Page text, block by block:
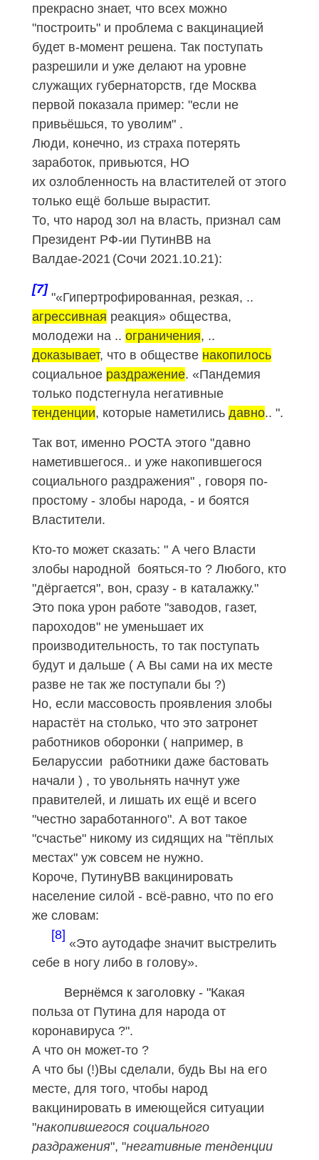
прекрасно знает, что всех можно
"построить" и проблема с вакцинацией
будет в-момент решена. Так поступать
разрешили и уже делают на уровне
служащих губернаторств, где Москва
первой показала пример: "если не
привьёшься, то уволим" .
Люди, конечно, из страха потерять
заработок, привьются, НО
их озлобленность на властителей от этого
только ещё больше вырастит.
То, что народ зол на власть, признал сам
Президент РФ-ии ПутинВВ на
Валдае-2021 (Сочи 2021.10.21):
[7]
"«Гипертрофированная, резкая, ..
агрессивная реакция» общества,
молодежи на .. ограничения, ..
доказывает, что в обществе накопилось
социальное раздражение. «Пандемия
только подстегнула негативные
тенденции, которые наметились давно.. ".
Так вот, именно РОСТА этого "давно
наметившегося.. и уже накопившегося
социального раздражения" , говоря по-
простому - злобы народа, - и боятся
Властители.
Кто-то может сказать: " А чего Власти
злобы народной бояться-то ? Любого, кто
"дёргается", вон, сразу - в каталажку."
Это пока урон работе "заводов, газет,
пароходов" не уменьшает их
производительность, то так поступать
будут и дальше ( А Вы сами на их месте
разве не так же поступали бы ?)
Но, если массовость проявления злобы
нарастёт на столько, что это затронет
работников оборонки ( например, в
Беларуссии работники даже бастовать
начали ) , то увольнять начнут уже
правителей, и лишать их ещё и всего
"честно заработанного". А вот такое
"счастье" никому из сидящих на "тёплых
местах" уж совсем не нужно.
Короче, ПутинуВВ вакцинировать
население силой - всё-равно, что по его
же словам:
[8]
«Это аутодафе значит выстрелить
себе в ногу либо в голову».
Вернёмся к заголовку - "Какая
польза от Путина для народа от
коронавируса ?".
А что он может-то ?
А что бы (!)Вы сделали, будь Вы на его
месте, для того, чтобы народ
вакцинировать в имеющейся ситуации
"накопившегося социального
раздражения", "негативные тенденции